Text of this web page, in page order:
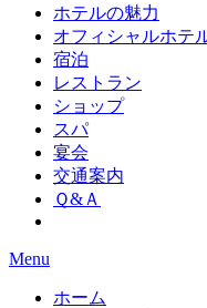
ホテルの魅力
オフィシャルホテ
宿泊
レストラン
ショップ
スパ
宴会
交通案内
Ｑ&Ａ
Menu
ホーム